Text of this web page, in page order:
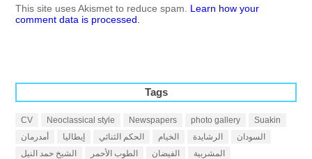
This site uses Akismet to reduce spam. Learn how your
comment data is processed.
Tags
CV Neoclassical style Newspapers photo gallery
Suakin
أمدرمان
إيطاليا الحكم الثنائي الخيام الرشايدة
السودان
الشيخ حمد النيل
الطوب الأحمر الفيضان
المشربية